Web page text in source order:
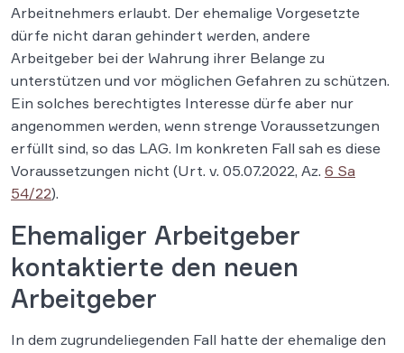
Arbeitnehmers erlaubt. Der ehemalige Vorgesetzte
dürfe nicht daran gehindert werden, andere
Arbeitgeber bei der Wahrung ihrer Belange zu
unterstützen und vor möglichen Gefahren zu schützen.
Ein solches berechtigtes Interesse dürfe aber nur
angenommen werden, wenn strenge Voraussetzungen
erfüllt sind, so das LAG. Im konkreten Fall sah es diese
Voraussetzungen nicht (Urt. v. 05.07.2022, Az. 6 Sa
54/22).
Ehemaliger Arbeitgeber
kontaktierte den neuen
Arbeitgeber
In dem zugrundeliegenden Fall hatte der ehemalige den